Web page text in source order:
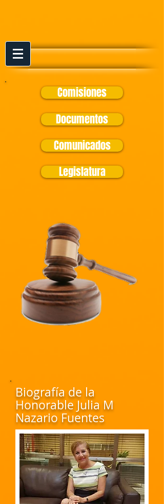
Comisiones
Documentos
Comunicados
Legislatura
Biografía de la
Honorable Julia M
Nazario Fuentes